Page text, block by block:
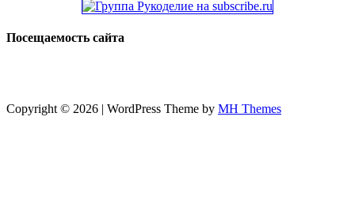
Посещаемость сайта
Copyright © 2026 | WordPress Theme by MH Themes